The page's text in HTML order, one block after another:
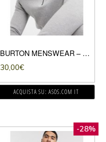
BURTON MENSWEAR – FELPA CON ZIP CORTA E COLLO A IMBUTO, COLORE GRIGIO
30,00€
ACQUISTA SU: ASOS.COM IT
-28%